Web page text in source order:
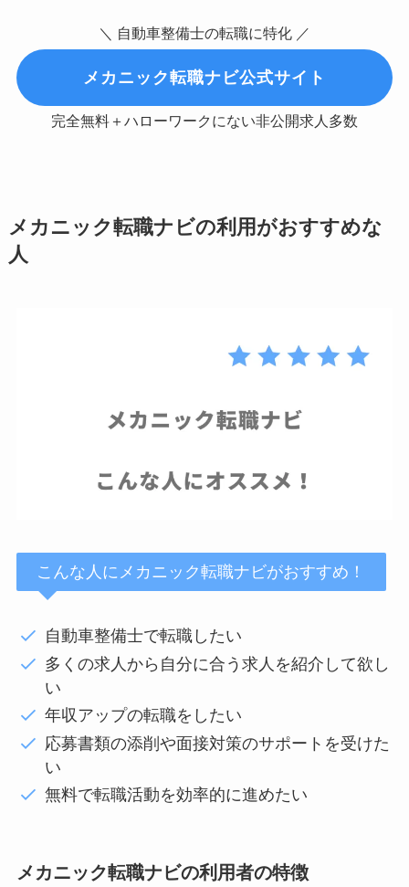
＼ 自動車整備士の転職に特化 ／
メカニック転職ナビ公式サイト
完全無料＋ハローワークにない非公開求人多数
メカニック転職ナビの利用がおすすめな
人
こんな人にメカニック転職ナビがおすすめ！
自動車整備士で転職したい
多くの求人から自分に合う求人を紹介して欲し
い
年収アップの転職をしたい
応募書類の添削や面接対策のサポートを受けた
い
無料で転職活動を効率的に進めたい
メカニック転職ナビの利用者の特徴